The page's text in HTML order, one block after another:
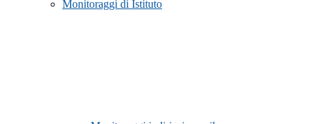
Monitoraggi di Istituto